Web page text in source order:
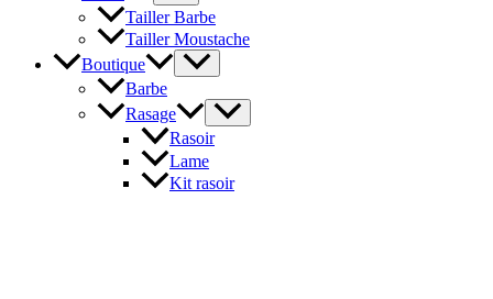
Tailler Barbe
Tailler Moustache
Boutique
Barbe
Rasage
Rasoir
Lame
Kit rasoir